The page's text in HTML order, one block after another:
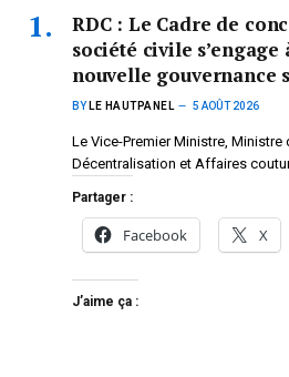
RDC : Le Cadre de
société civile
nouvelle gouvernance
BY LE HAUTPANEL 5 AOÛT 2026
Le Vice-Premier Ministre, Ministre
Décentralisation et Affaires
Partager :
Facebook X
J’aime ça :